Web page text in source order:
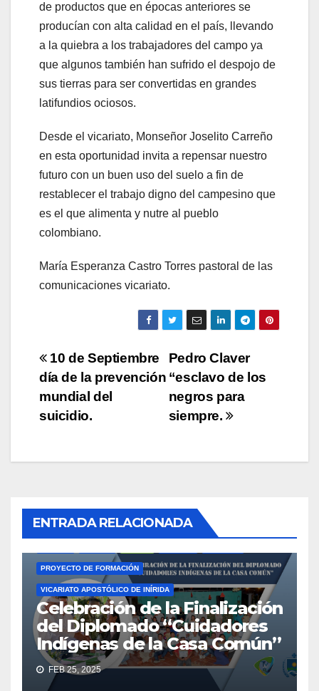
de productos que en épocas anteriores se
producían con alta calidad en el país, llevando
a la quiebra a los trabajadores del campo ya
que algunos también han sufrido el despojo de
sus tierras para ser convertidas en grandes
latifundios ociosos.
Desde el vicariato, Monseñor Joselito Carreño
en esta oportunidad invita a repensar nuestro
futuro con un buen uso del suelo a fin de
restablecer el trabajo digno del campesino que
es el que alimenta y nutre al pueblo
colombiano.
María Esperanza Castro Torres pastoral de las
comunicaciones vicariato.
Navegación
de
entradas
Pedro Claver
“esclavo de los
negros para
siempre.
10 de Septiembre
día de la prevención
mundial del
suicidio.
ENTRADA RELACIONADA
CUIDADORES INDÍGENAS DE LA CASA COMÚN
PROYECTO DE FORMACIÓN
VICARIATO APOSTÓLICO DE INÍRIDA
Celebración de la Finalización
del Diplomado “Cuidadores
Indígenas de la Casa Común”
FEB 25, 2025
ACTUALIDAD ANIVERSARIO EUCARISTÍA GUAINÍA
IGLESIA IGLESIA CATÓLICA NOTICIAS